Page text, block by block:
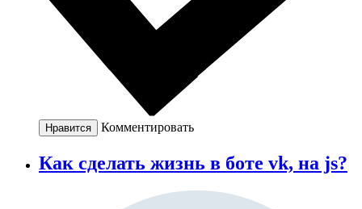
Нравится Комментировать
Как сделать жизнь в боте vk, на js?